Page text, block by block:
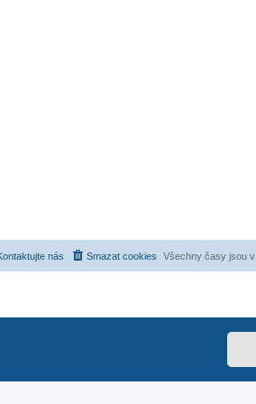
Všechny časy jsou v
Smazat cookies
nás